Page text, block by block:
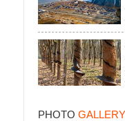
PHOTO GALLERY